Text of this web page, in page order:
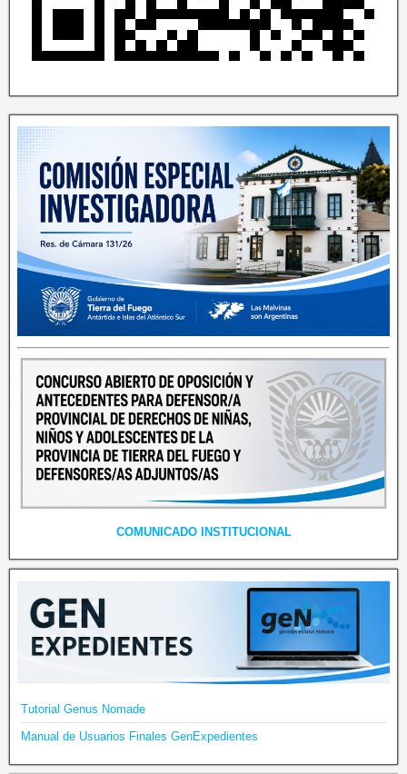
COMUNICADO INSTITUCIONAL
Tutorial Genus Nomade
Manual de Usuarios Finales GenExpedientes